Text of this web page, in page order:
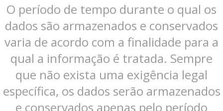
O período de tempo durante o qual os
dados são armazenados e conservados
varia de acordo com a finalidade para a
qual a informação é tratada. Sempre
que não exista uma exigência legal
específica, os dados serão armazenados
e conservados apenas pelo período